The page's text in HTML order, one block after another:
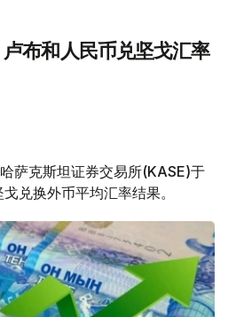
布和人民币兑坚戈汇率
萨克斯坦证券交易所(KASE)于
兑换外币平均汇率结果。